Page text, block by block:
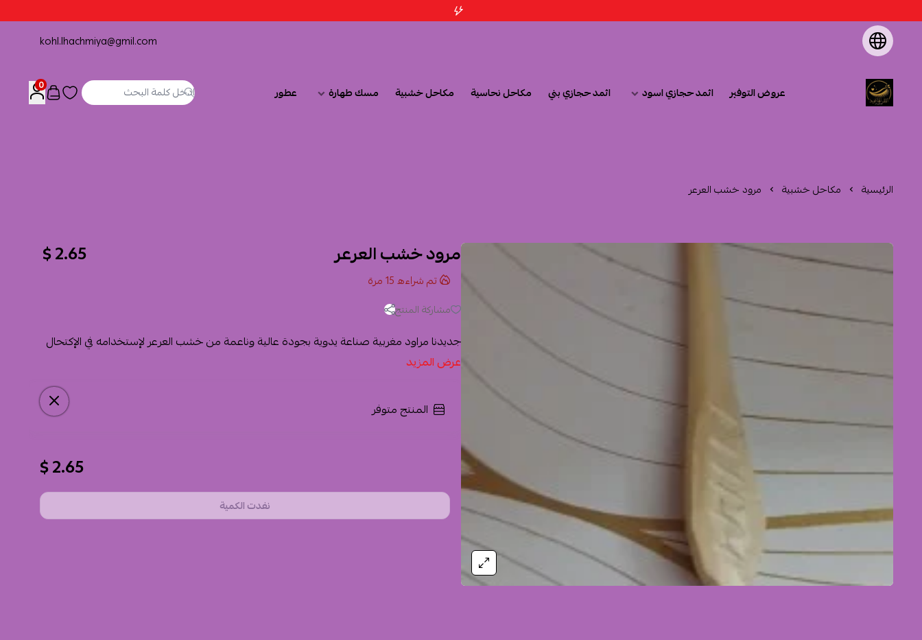
kohl.lhachmiya@gmil.com
متجر اثمد الهاشميةعروض التوفير اثمد حجازي اسود اثمد حجازي بني مكاحل نحاسية مكاحل خشبية مسك طهارة عطور 0
الرئيسية مكاحل خشبية مرود خشب العرعر
مرود خشب العرعر 2.65 $
تم شراءه15مرة
مشاركة المنتج
جديدنا مراود مغربية صناعة يدوية بجودة عالية وناعمة من خشب العرعر لإستخدامه في الإكتحال
عرض المزيد
المنتج متوفر
2.65 $
نفدت الكمية